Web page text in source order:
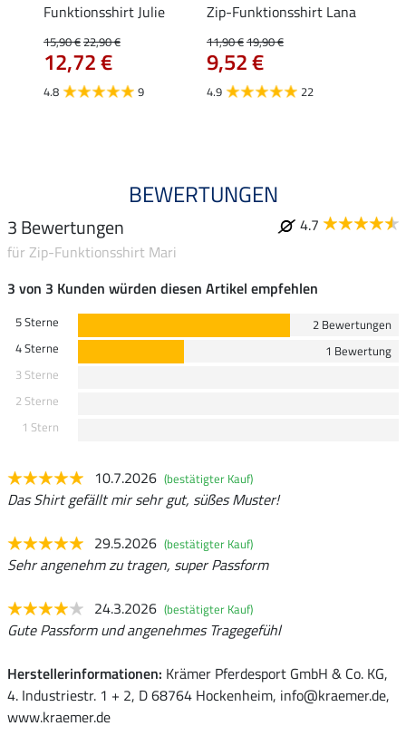
Funktionsshirt Julie
15,90 €22,90 €
12,72 €
4.8 9
Zip-Funktionsshirt Lana
11,90 €19,90 €
9,52 €
4.9 22
BEWERTUNGEN
3 Bewertungen
4.7
für Zip-Funktionsshirt Mari
3 von 3 Kunden würden diesen Artikel empfehlen
5 Sterne
2 Bewertungen
4 Sterne
1 Bewertung
3 Sterne
2 Sterne
1 Stern
10.7.2026 (bestätigter Kauf)
Das Shirt gefällt mir sehr gut, süßes Muster!
29.5.2026 (bestätigter Kauf)
Sehr angenehm zu tragen, super Passform
24.3.2026 (bestätigter Kauf)
Gute Passform und angenehmes Tragegefühl
Herstellerinformationen: Krämer Pferdesport GmbH & Co. KG,
4. Industriestr. 1 + 2, D 68764 Hockenheim, info@kraemer.de,
www.kraemer.de